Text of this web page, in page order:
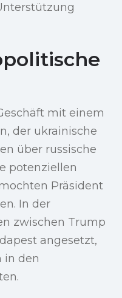
mit einem
der ukrainische
über russische
potenziellen
Präsident
In der
zwischen Trump
angesetzt,
in den